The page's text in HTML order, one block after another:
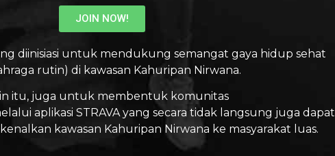
JOIN NOW!
diinisiasi untuk mendukung semangat gaya hidup sehat
rutin) di kawasan Kahuripan Nirwana.
itu, juga untuk membentuk komunitas
aplikasi STRAVA yang secara tidak langsung juga dapat
kawasan Kahuripan Nirwana ke masyarakat luas.